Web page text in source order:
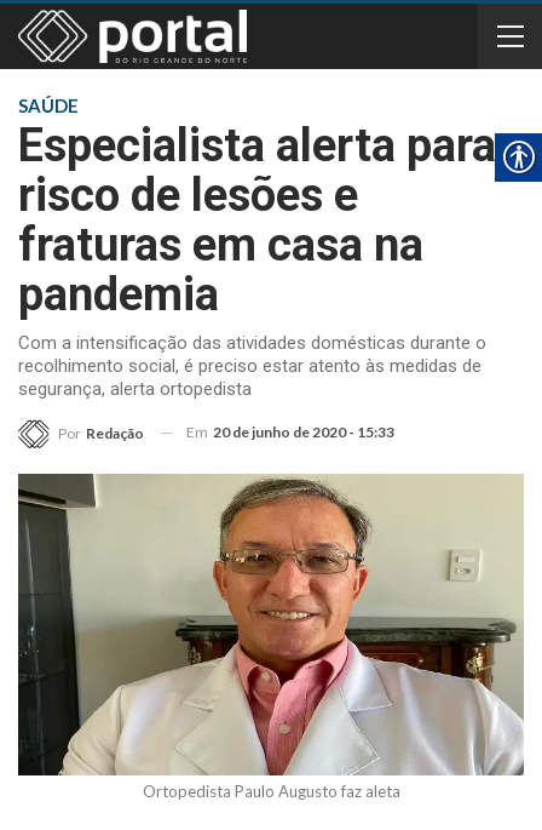
SAÚDE
Especialista alerta para
risco de lesões e
fraturas em casa na
pandemia
Com a intensificação das atividades domésticas durante o
recolhimento social, é preciso estar atento às medidas de
segurança, alerta ortopedista
Por Redação Em 20 de junho de 2020 - 15:33
Ortopedista Paulo Augusto faz aleta